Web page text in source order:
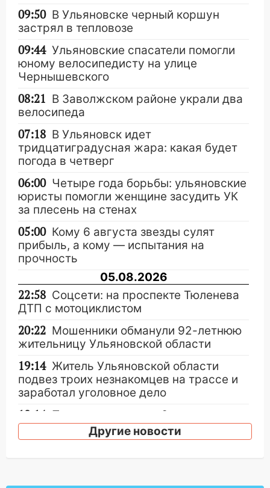
09:50 В Ульяновске черный коршун
застрял в тепловозе
09:44 Ульяновские спасатели помогли
юному велосипедисту на улице
Чернышевского
08:21 В Заволжском районе украли два
велосипеда
07:18 В Ульяновск идет
тридцатиградусная жара: какая будет
погода в четверг
06:00 Четыре года борьбы: ульяновские
юристы помогли женщине засудить УК
за плесень на стенах
05:00 Кому 6 августа звезды сулят
прибыль, а кому — испытания на
прочность
05.08.2026
22:58 Соцсети: на проспекте Тюленева
ДТП с мотоциклистом
20:22 Мошенники обманули 92-летнюю
жительницу Ульяновской области
19:14 Житель Ульяновской области
подвез троих незнакомцев на трассе и
заработал уголовное дело
18:14 Прогноз погоды на 6 августа в
Ульяновской области
Другие новости